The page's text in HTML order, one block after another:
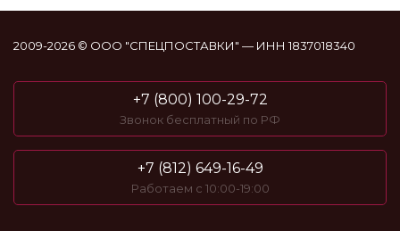
2009-2026 © ООО "СПЕЦПОСТАВКИ" — ИНН 1837018340
+7 (800) 100-29-72
Звонок бесплатный по РФ
+7 (812) 649-16-49
Работаем с 10:00-19:00